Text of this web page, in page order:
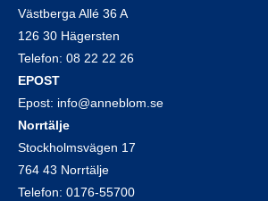
Västberga Allé 36 A
126 30 Hägersten
Telefon: 08 22 22 26
EPOST
Epost: info@anneblom.se
Norrtälje
Stockholmsvägen 17
764 43 Norrtälje
Telefon: 0176-55700